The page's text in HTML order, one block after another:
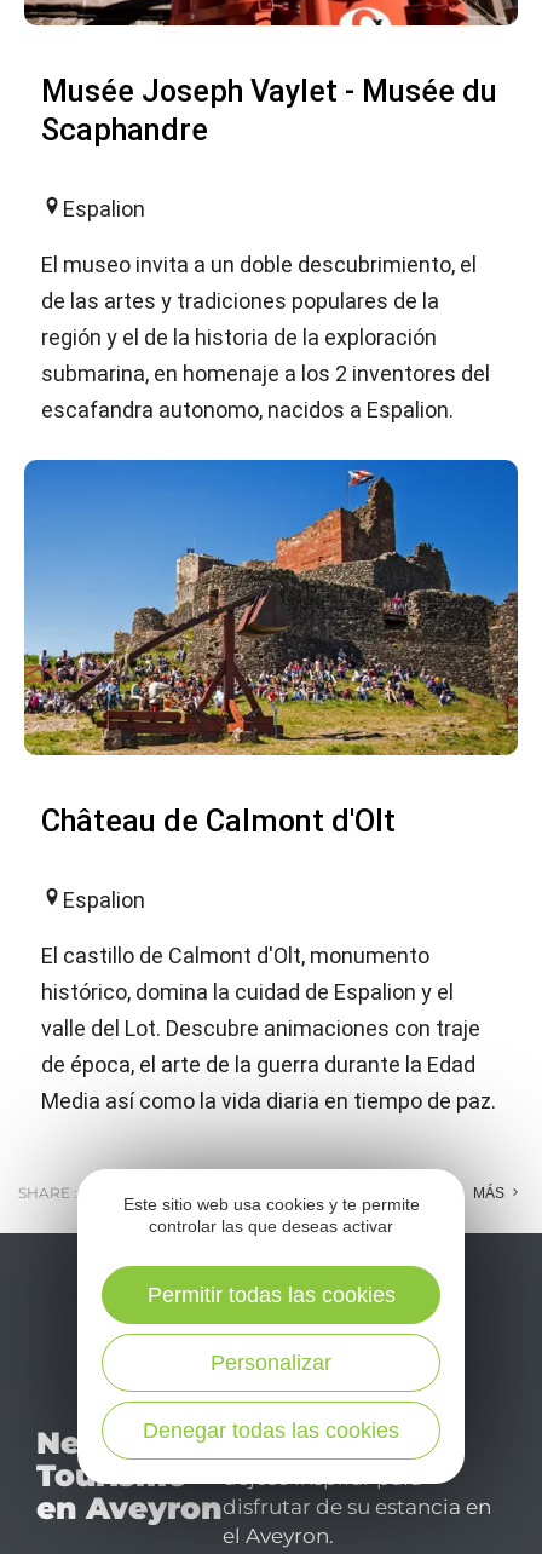
Musée Joseph Vaylet - Musée du
Scaphandre
Espalion
El museo invita a un doble descubrimiento, el
de las artes y tradiciones populares de la
región y el de la historia de la exploración
submarina, en homenaje a los 2 inventores del
escafandra autonomo, nacidos a Espalion.
Château de Calmont d'Olt
Espalion
El castillo de Calmont d'Olt, monumento
histórico, domina la cuidad de Espalion y el
valle del Lot. Descubre animaciones con traje
de época, el arte de la guerra durante la Edad
Media así como la vida diaria en tiempo de paz.
SHARE : MÁS
Newsletter
Tourismo
en Aveyron
No se pierda nuestro
mensual newsletter y
disfrutar de su estancia en
el Aveyron.
Este sitio web usa cookies y te permite
controlar las que deseas activar
Denegar todas las cookies
Personalizar
Permitir todas las cookies